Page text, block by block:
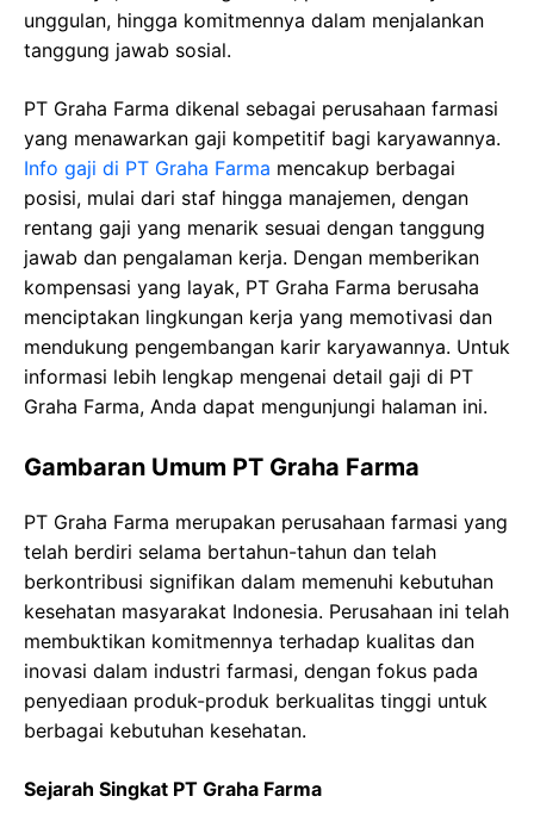
unggulan, hingga komitmennya dalam menjalankan
tanggung jawab sosial.
PT Graha Farma dikenal sebagai perusahaan farmasi
yang menawarkan gaji kompetitif bagi karyawannya.
Info gaji di PT Graha Farma mencakup berbagai
posisi, mulai dari staf hingga manajemen, dengan
rentang gaji yang menarik sesuai dengan tanggung
jawab dan pengalaman kerja. Dengan memberikan
kompensasi yang layak, PT Graha Farma berusaha
menciptakan lingkungan kerja yang memotivasi dan
mendukung pengembangan karir karyawannya. Untuk
informasi lebih lengkap mengenai detail gaji di PT
Graha Farma, Anda dapat mengunjungi halaman ini.
Gambaran Umum PT Graha Farma
PT Graha Farma merupakan perusahaan farmasi yang
telah berdiri selama bertahun-tahun dan telah
berkontribusi signifikan dalam memenuhi kebutuhan
kesehatan masyarakat Indonesia. Perusahaan ini telah
membuktikan komitmennya terhadap kualitas dan
inovasi dalam industri farmasi, dengan fokus pada
penyediaan produk-produk berkualitas tinggi untuk
berbagai kebutuhan kesehatan.
Sejarah Singkat PT Graha Farma